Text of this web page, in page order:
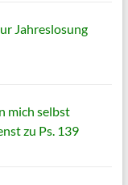
Jahreslosung
mich selbst
zu Ps. 139